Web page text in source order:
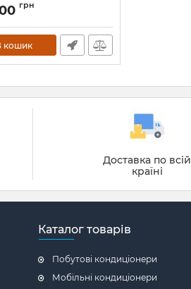
грн
кошик
Доставка по всій
країні
Каталог товарів
Побутові кондиціонери
Мобільні кондиціонери